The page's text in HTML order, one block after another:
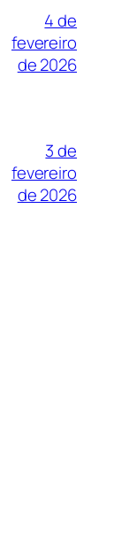
4 de
fevereiro
de 2026
3 de
fevereiro
de 2026